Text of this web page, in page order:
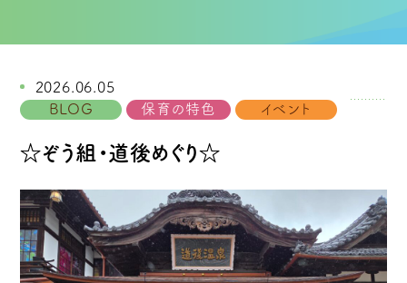
2026.06.05
BLOG
保育の特色 イベント
☆ぞう組・道後めぐり☆